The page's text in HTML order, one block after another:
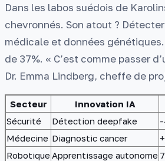
Dans les labos suédois de
chevronnés. Son atout ?
médicale et données
de 37%. « C’est comme passer
Dr. Emma Lindberg, cheffe de
Secteur Innovation IA
Sécurité
Détection deepfake
-
Médecine Diagnostic cancer
Robotique Apprentissage autonome